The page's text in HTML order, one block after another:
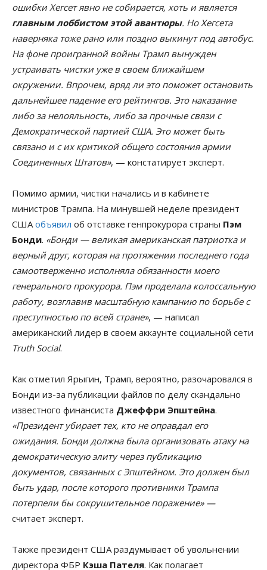
ошибки Хегсет явно не собирается, хоть и является
главным лоббистом этой авантюры. Но Хегсета
наверняка тоже рано или поздно выкинут под автобус.
На фоне проигранной войны Трамп вынужден
устраивать чистки уже в своем ближайшем
окружении. Впрочем, вряд ли это поможет остановить
дальнейшее падение его рейтингов. Это наказание
либо за нелояльность, либо за прочные связи с
Демократической партией США. Это может быть
связано и с их критикой общего состояния армии
Соединенных Штатов», — констатирует эксперт.
Помимо армии, чистки начались и в кабинете
министров Трампа. На минувшей неделе президент
США объявил об отставке генпрокурора страны Пэм
Бонди. «Бонди — великая американская патриотка и
верный друг, которая на протяжении последнего года
самоотверженно исполняла обязанности моего
генерального прокурора. Пэм проделала колоссальную
работу, возглавив масштабную кампанию по борьбе с
преступностью по всей стране», — написал
американский лидер в своем аккаунте социальной сети
Truth Social.
Как отметил Ярыгин, Трамп, вероятно, разочаровался в
Бонди из-за публикации файлов по делу скандально
известного финансиста Джеффри Эпштейна.
«Президент убирает тех, кто не оправдал его
ожидания. Бонди должна была организовать атаку на
демократическую элиту через публикацию
документов, связанных с Эпштейном. Это должен был
быть удар, после которого противники Трампа
потерпели бы сокрушительное поражение» —
считает эксперт.
Также президент США раздумывает об увольнении
директора ФБР Кэша Пателя. Как полагает